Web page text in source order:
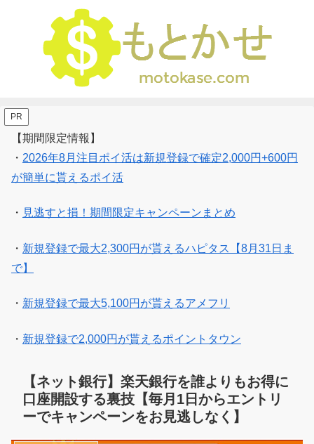
PR
【期間限定情報】
・ 2026年8月注目ポイ活は新規登録で確定2,000円+600円
が簡単に貰えるポイ活
・ 見逃すと損！期間限定キャンペーンまとめ
・ 新規登録で最大2,300円が貰えるハピタス【8月31日ま
で】
・ 新規登録で最大5,100円が貰えるアメフリ
・ 新規登録で2,000円が貰えるポイントタウン
【ネット銀行】楽天銀行を誰よりもお得に
口座開設する裏技【毎月1日からエントリ
ーでキャンペーンをお見逃しなく】